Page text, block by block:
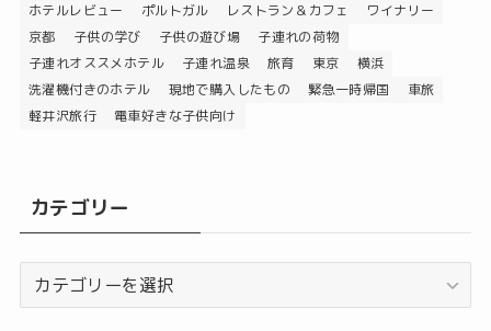
ホテルレビュー
ポルトガル レストラン＆カフェ
ワイナリー
京都
子供の学び 子供の遊び場
子連れの荷物
子連れオススメホテル
子連れ温泉 旅育 東京
横浜
洗濯機付きのホテル
現地で購入したもの 緊急一時帰国
車旅
軽井沢旅行
電車好きな子供向け
カテゴリー
カ
テ